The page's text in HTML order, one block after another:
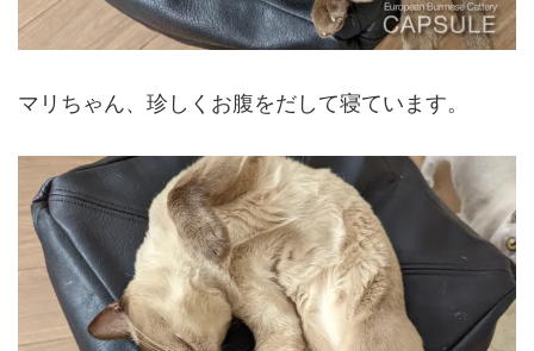
マリちゃん、珍しくお腹をだして寝ています。